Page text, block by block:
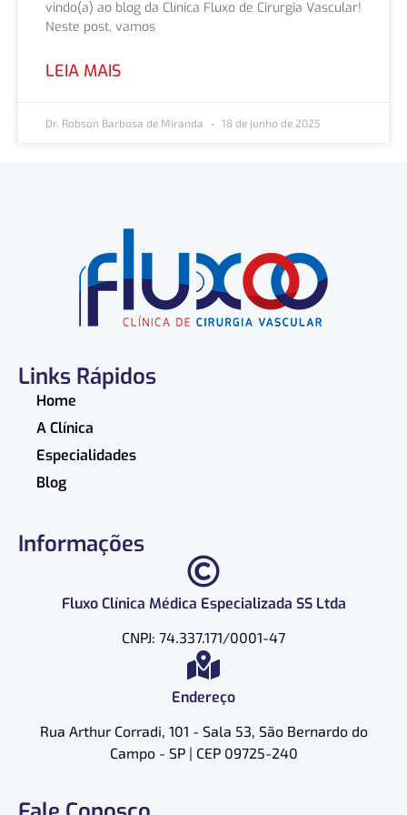
vindo(a) ao blog da Clínica Fluxo de Cirurgia Vascular!
Neste post, vamos
LEIA MAIS
Dr. Robson Barbosa de Miranda 18 de junho de 2025
Links Rápidos
Home
A Clínica
Especialidades
Blog
Informações
Fluxo Clínica Médica Especializada SS Ltda
CNPJ: 74.337.171/0001-47
Endereço
Rua Arthur Corradi, 101 - Sala 53, São Bernardo do
Campo - SP | CEP 09725-240